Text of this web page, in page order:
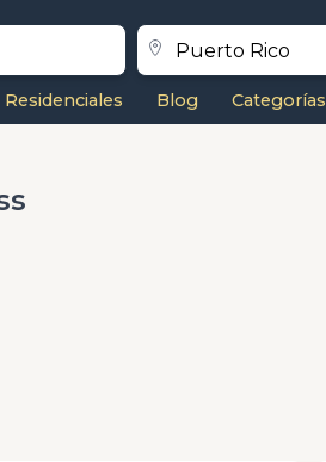
Residenciales Blog Categorías